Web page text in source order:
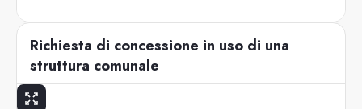
Richiesta di concessione in uso di una
struttura comunale